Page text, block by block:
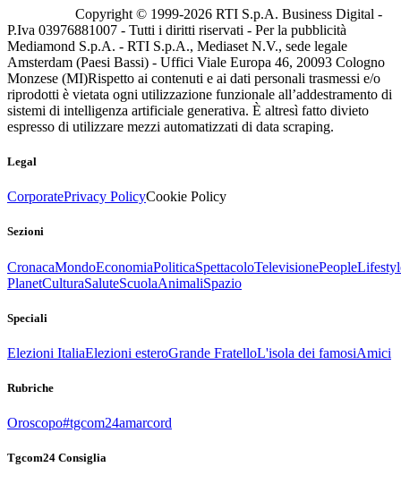
Copyright © 1999-2026 RTI S.p.A. Business Digital -
P.Iva 03976881007 - Tutti i diritti riservati - Per la pubblicità
Mediamond S.p.A. - RTI S.p.A., Mediaset N.V., sede legale
Amsterdam (Paesi Bassi) - Uffici Viale Europa 46, 20093 Cologno
Monzese (MI)Rispetto ai contenuti e ai dati personali trasmessi e/o
riprodotti è vietata ogni utilizzazione funzionale all’addestramento di
sistemi di intelligenza artificiale generativa. È altresì fatto divieto
espresso di utilizzare mezzi automatizzati di data scraping.
Legal
CorporatePrivacy PolicyCookie Policy
Sezioni
CronacaMondoEconomiaPoliticaSpettacoloTelevisionePeople
PlanetCulturaSaluteScuolaAnimaliSpazio
Speciali
Elezioni ItaliaElezioni esteroGrande FratelloL'isola dei famosiAmici
Rubriche
Oroscopo#tgcom24amarcord
Tgcom24 Consiglia